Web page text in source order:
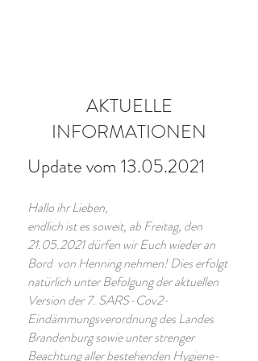
AKTUELLE
INFORMATIONEN
Update vom 13.05.2021
Hallo ihr Lieben,
endlich ist es soweit, ab Freitag, den
21.05.2021dürfen wir Euch wieder an
Bord von Henning nehmen! Dies erfolgt
natürlich unter Befolgung der aktuellen
Version der 7. SARS-Cov2-
Eindämmungsverordnung des Landes
Brandenburg sowie unter strenger
Beachtung aller bestehenden Hygiene-